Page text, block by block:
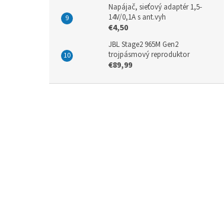
Napájač, sieťový adaptér 1,5-
14V/0,1A s ant.vyh
€4,50
JBL Stage2 965M Gen2
trojpásmový reproduktor
€89,99